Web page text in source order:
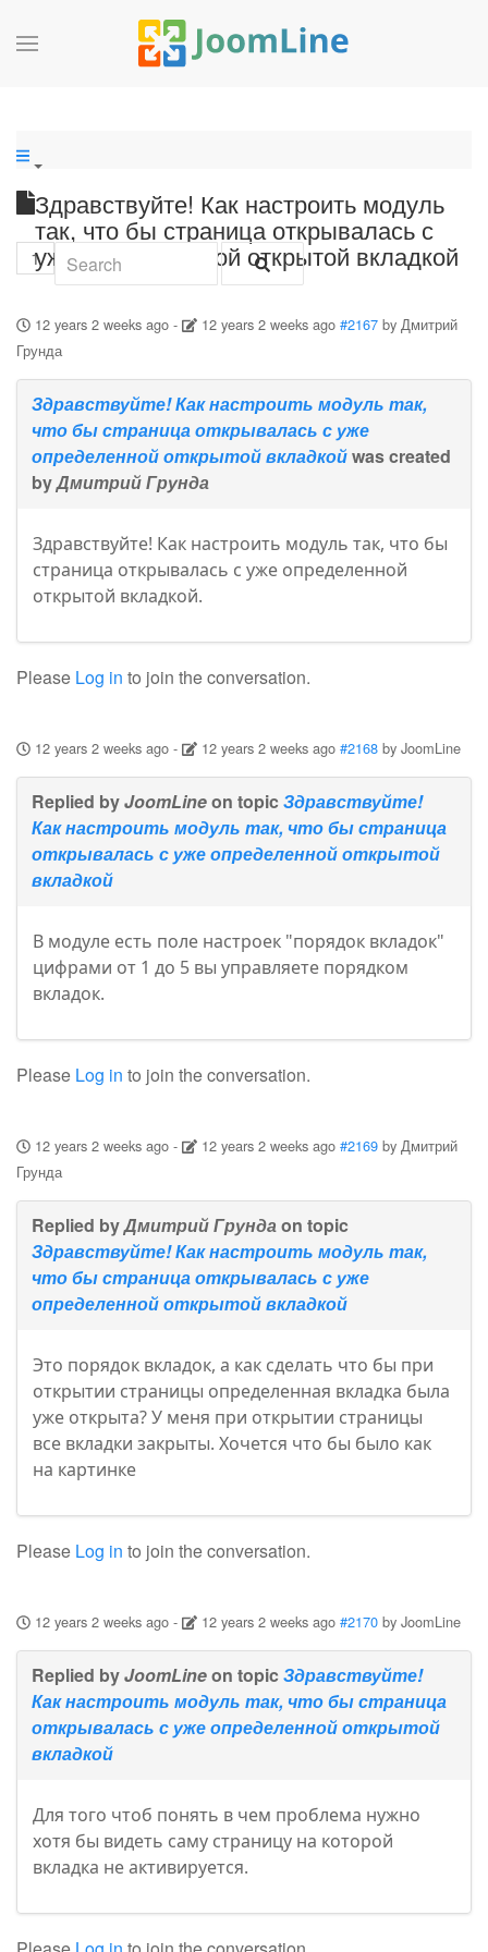
Здравствуйте! Как настроить модуль
так, что бы страница открывалась с
уже определенной открытой вкладкой
1
12 years 2 weeks ago- 12 years 2 weeks ago #2167 byДмитрий
Грунда
Здравствуйте! Как настроить модуль так,
что бы страница открывалась с уже
определенной открытой вкладкойwas created
byДмитрий Грунда
Здравствуйте! Как настроить модуль так, что бы
страница открывалась с уже определенной
открытой вкладкой.
Please Log in to join the conversation.
12 years 2 weeks ago- 12 years 2 weeks ago #2168 byJoomLine
Replied byJoomLineon topic Здравствуйте!
Как настроить модуль так, что бы страница
открывалась с уже определенной открытой
вкладкой
В модуле есть поле настроек "порядок вкладок"
цифрами от 1 до 5 вы управляете порядком
вкладок.
Please Log in to join the conversation.
12 years 2 weeks ago- 12 years 2 weeks ago #2169 byДмитрий
Грунда
Replied byДмитрий Грундаon topic
Здравствуйте! Как настроить модуль так,
что бы страница открывалась с уже
определенной открытой вкладкой
Это порядок вкладок, а как сделать что бы при
открытии страницы определенная вкладка была
уже открыта? У меня при открытии страницы
все вкладки закрыты. Хочется что бы было как
на картинке
Please Log in to join the conversation.
12 years 2 weeks ago- 12 years 2 weeks ago #2170 byJoomLine
Replied byJoomLineon topic Здравствуйте!
Как настроить модуль так, что бы страница
открывалась с уже определенной открытой
вкладкой
Для того чтоб понять в чем проблема нужно
хотя бы видеть саму страницу на которой
вкладка не активируется.